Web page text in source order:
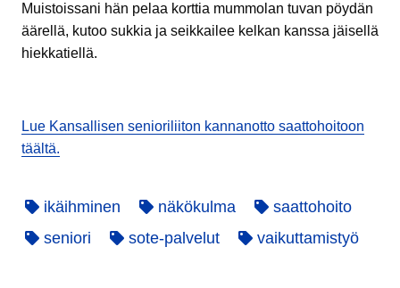
Muistoissani hän pelaa korttia mummolan tuvan pöydän
äärellä, kutoo sukkia ja seikkailee kelkan kanssa jäisellä
hiekkatiellä.
Lue Kansallisen senioriliiton kannanotto saattohoitoon
täältä.
ikäihminen näkökulma
saattohoito
seniori
sote-palvelut vaikuttamistyö